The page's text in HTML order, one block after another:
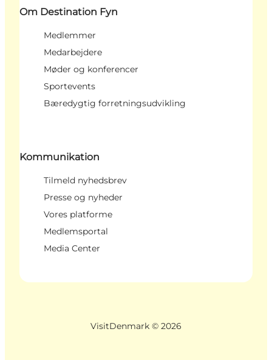
Om Destination Fyn
Medlemmer
Medarbejdere
Møder og konferencer
Sportevents
Bæredygtig forretningsudvikling
Kommunikation
Tilmeld nyhedsbrev
Presse og nyheder
Vores platforme
Medlemsportal
Media Center
VisitDenmark © 2026